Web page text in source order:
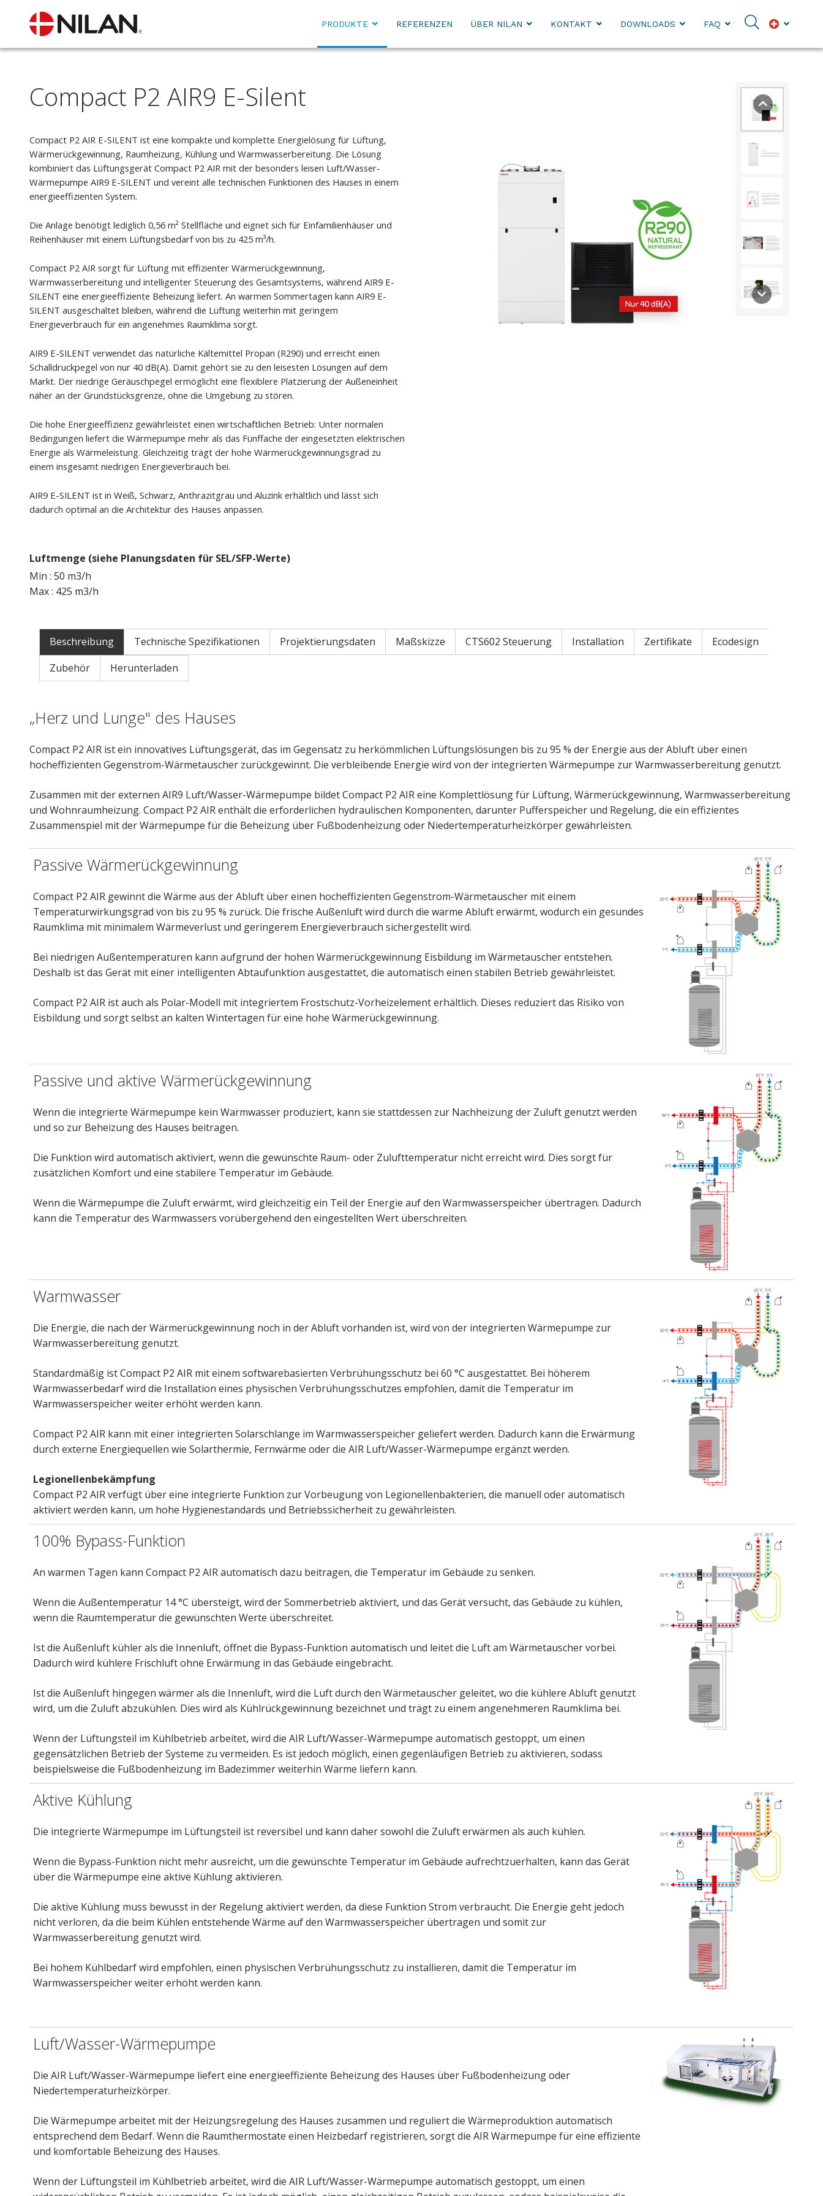
PRODUKTE REFERENZEN ÜBER NILAN KONTAKT DOWNLOADS FAQ
Compact P2 AIR9 E-Silent
Compact P2 AIR E-SILENT ist eine kompakte und komplette Energielösung für Lüftung,
Wärmerückgewinnung, Raumheizung, Kühlung und Warmwasserbereitung. Die Lösung
kombiniert das Lüftungsgerät Compact P2 AIR mit der besonders leisen Luft/Wasser-
Wärmepumpe AIR9 E-SILENT und vereint alle technischen Funktionen des Hauses in einem
energieeffizienten System.
Die Anlage benötigt lediglich 0,56 m² Stellfläche und eignet sich für Einfamilienhäuser und
Reihenhäuser mit einem Lüftungsbedarf von bis zu 425 m³/h.
Compact P2 AIR sorgt für Lüftung mit effizienter Wärmerückgewinnung,
Warmwasserbereitung und intelligenter Steuerung des Gesamtsystems, während AIR9 E-
SILENT eine energieeffiziente Beheizung liefert. An warmen Sommertagen kann AIR9 E-
SILENT ausgeschaltet bleiben, während die Lüftung weiterhin mit geringem
Energieverbrauch für ein angenehmes Raumklima sorgt.
AIR9 E-SILENT verwendet das natürliche Kältemittel Propan (R290) und erreicht einen
Schalldruckpegel von nur 40 dB(A). Damit gehört sie zu den leisesten Lösungen auf dem
Markt. Der niedrige Geräuschpegel ermöglicht eine flexiblere Platzierung der Außeneinheit
näher an der Grundstücksgrenze, ohne die Umgebung zu stören.
Die hohe Energieeffizienz gewährleistet einen wirtschaftlichen Betrieb: Unter normalen
Bedingungen liefert die Wärmepumpe mehr als das Fünffache der eingesetzten elektrischen
Energie als Wärmeleistung. Gleichzeitig trägt der hohe Wärmerückgewinnungsgrad zu
einem insgesamt niedrigen Energieverbrauch bei.
AIR9 E-SILENT ist in Weiß, Schwarz, Anthrazitgrau und Aluzink erhältlich und lässt sich
dadurch optimal an die Architektur des Hauses anpassen.
Luftmenge (siehe Planungsdaten für SEL/SFP-Werte)
Min : 50 m3/h
Max : 425 m3/h
Beschreibung Technische Spezifikationen Projektierungsdaten Maßskizze CTS602 Steuerung Installation Zertifikate
Ecodesign
Zubehör
Herunterladen
„Herz und Lunge" des Hauses
Compact P2 AIR ist ein innovatives Lüftungsgerät, das im Gegensatz zu herkömmlichen Lüftungslösungen bis zu 95 % der Energie aus der Abluft über einen
hocheffizienten Gegenstrom-Wärmetauscher zurückgewinnt. Die verbleibende Energie wird von der integrierten Wärmepumpe zur Warmwasserbereitung genutzt.
Zusammen mit der externen AIR9 Luft/Wasser-Wärmepumpe bildet Compact P2 AIR eine Komplettlösung für Lüftung, Wärmerückgewinnung, Warmwasserbereitung
und Wohnraumheizung. Compact P2 AIR enthält die erforderlichen hydraulischen Komponenten, darunter Pufferspeicher und Regelung, die ein effizientes
Zusammenspiel mit der Wärmepumpe für die Beheizung über Fußbodenheizung oder Niedertemperaturheizkörper gewährleisten.
Passive Wärmerückgewinnung
Compact P2 AIR gewinnt die Wärme aus der Abluft über einen hocheffizienten Gegenstrom-Wärmetauscher mit einem
Temperaturwirkungsgrad von bis zu 95 % zurück. Die frische Außenluft wird durch die warme Abluft erwärmt, wodurch ein gesundes
Raumklima mit minimalem Wärmeverlust und geringerem Energieverbrauch sichergestellt wird.
Bei niedrigen Außentemperaturen kann aufgrund der hohen Wärmerückgewinnung Eisbildung im Wärmetauscher entstehen.
Deshalb ist das Gerät mit einer intelligenten Abtaufunktion ausgestattet, die automatisch einen stabilen Betrieb gewährleistet.
Compact P2 AIR ist auch als Polar-Modell mit integriertem Frostschutz-Vorheizelement erhältlich. Dieses reduziert das Risiko von
Eisbildung und sorgt selbst an kalten Wintertagen für eine hohe Wärmerückgewinnung.
Passive und aktive Wärmerückgewinnung
Wenn die integrierte Wärmepumpe kein Warmwasser produziert, kann sie stattdessen zur Nachheizung der Zuluft genutzt werden
und so zur Beheizung des Hauses beitragen.
Die Funktion wird automatisch aktiviert, wenn die gewünschte Raum- oder Zulufttemperatur nicht erreicht wird. Dies sorgt für
zusätzlichen Komfort und eine stabilere Temperatur im Gebäude.
Wenn die Wärmepumpe die Zuluft erwärmt, wird gleichzeitig ein Teil der Energie auf den Warmwasserspeicher übertragen. Dadurch
kann die Temperatur des Warmwassers vorübergehend den eingestellten Wert überschreiten.
Warmwasser
Die Energie, die nach der Wärmerückgewinnung noch in der Abluft vorhanden ist, wird von der integrierten Wärmepumpe zur
Warmwasserbereitung genutzt.
Standardmäßig ist Compact P2 AIR mit einem softwarebasierten Verbrühungsschutz bei 60 °C ausgestattet. Bei höherem
Warmwasserbedarf wird die Installation eines physischen Verbrühungsschutzes empfohlen, damit die Temperatur im
Warmwasserspeicher weiter erhöht werden kann.
Compact P2 AIR kann mit einer integrierten Solarschlange im Warmwasserspeicher geliefert werden. Dadurch kann die Erwärmung
durch externe Energiequellen wie Solarthermie, Fernwärme oder die AIR Luft/Wasser-Wärmepumpe ergänzt werden.
Legionellenbekämpfung
Compact P2 AIR verfügt über eine integrierte Funktion zur Vorbeugung von Legionellenbakterien, die manuell oder automatisch
aktiviert werden kann, um hohe Hygienestandards und Betriebssicherheit zu gewährleisten.
100% Bypass-Funktion
An warmen Tagen kann Compact P2 AIR automatisch dazu beitragen, die Temperatur im Gebäude zu senken.
Wenn die Außentemperatur 14 °C übersteigt, wird der Sommerbetrieb aktiviert, und das Gerät versucht, das Gebäude zu kühlen,
wenn die Raumtemperatur die gewünschten Werte überschreitet.
Ist die Außenluft kühler als die Innenluft, öffnet die Bypass-Funktion automatisch und leitet die Luft am Wärmetauscher vorbei.
Dadurch wird kühlere Frischluft ohne Erwärmung in das Gebäude eingebracht.
Ist die Außenluft hingegen wärmer als die Innenluft, wird die Luft durch den Wärmetauscher geleitet, wo die kühlere Abluft genutzt
wird, um die Zuluft abzukühlen. Dies wird als Kühlrückgewinnung bezeichnet und trägt zu einem angenehmeren Raumklima bei.
Wenn der Lüftungsteil im Kühlbetrieb arbeitet, wird die AIR Luft/Wasser-Wärmepumpe automatisch gestoppt, um einen
gegensätzlichen Betrieb der Systeme zu vermeiden. Es ist jedoch möglich, einen gegenläufigen Betrieb zu aktivieren, sodass
beispielsweise die Fußbodenheizung im Badezimmer weiterhin Wärme liefern kann.
Aktive Kühlung
Die integrierte Wärmepumpe im Lüftungsteil ist reversibel und kann daher sowohl die Zuluft erwärmen als auch kühlen.
Wenn die Bypass-Funktion nicht mehr ausreicht, um die gewünschte Temperatur im Gebäude aufrechtzuerhalten, kann das Gerät
über die Wärmepumpe eine aktive Kühlung aktivieren.
Die aktive Kühlung muss bewusst in der Regelung aktiviert werden, da diese Funktion Strom verbraucht. Die Energie geht jedoch
nicht verloren, da die beim Kühlen entstehende Wärme auf den Warmwasserspeicher übertragen und somit zur
Warmwasserbereitung genutzt wird.
Bei hohem Kühlbedarf wird empfohlen, einen physischen Verbrühungsschutz zu installieren, damit die Temperatur im
Warmwasserspeicher weiter erhöht werden kann.
Luft/Wasser-Wärmepumpe
Die AIR Luft/Wasser-Wärmepumpe liefert eine energieeffiziente Beheizung des Hauses über Fußbodenheizung oder
Niedertemperaturheizkörper.
Die Wärmepumpe arbeitet mit der Heizungsregelung des Hauses zusammen und reguliert die Wärmeproduktion automatisch
entsprechend dem Bedarf. Wenn die Raumthermostate einen Heizbedarf registrieren, sorgt die AIR Wärmepumpe für eine effiziente
und komfortable Beheizung des Hauses.
Wenn der Lüftungsteil im Kühlbetrieb arbeitet, wird die AIR Luft/Wasser-Wärmepumpe automatisch gestoppt, um einen